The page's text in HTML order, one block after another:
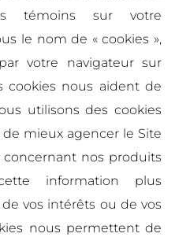
témoins sur votre
le nom de « cookies »,
votre navigateur sur
cookies nous aident de
utilisons des cookies
mieux agencer le Site
concernant nos produits
information plus
vos intérêts ou de vos
nous permettent de